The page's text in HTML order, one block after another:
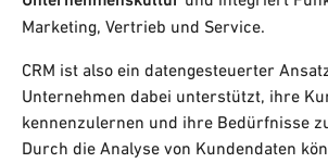
Marketing, Vertrieb und Service.
CRM ist also ein datengesteuerter
Unternehmen dabei unterstützt, ihre
kennenzulernen und ihre Bedürfnisse
Durch die Analyse von Kundendaten